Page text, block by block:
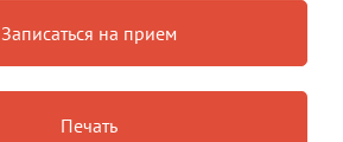
Записаться на прием
Печать